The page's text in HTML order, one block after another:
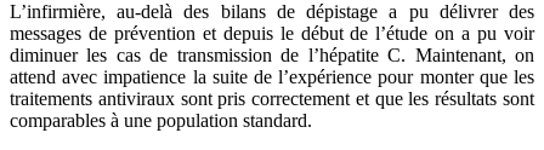
L’infirmière, au-delà des bilans de dépistage a pu délivrer des
messages de prévention et depuis le début de l’étude on a pu voir
diminuer les cas de transmission de l’hépatite C. Maintenant, on
attend avec impatience la suite de l’expérience pour monter que les
traitements antiviraux sont pris correctement et que les résultats sont
comparables à une population standard.